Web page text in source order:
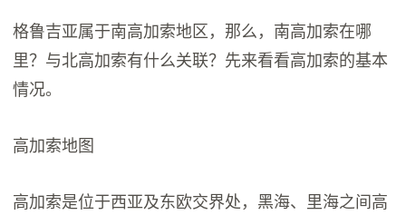
格鲁吉亚属于南高加索地区，那么，南高加索在哪
里？与北高加索有什么关联？先来看看高加索的基本
情况。
高加索地图
高加索是位于西亚及东欧交界处，黑海、里海之间高